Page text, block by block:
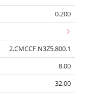
0.200
2.CMCCF.N3Z5.800.1
8.00
32.00